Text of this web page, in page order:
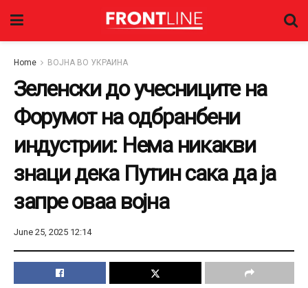
Home ВОЈНА ВО УКРАИНА
Зеленски до учесниците на
Форумот на одбранбени
индустрии: Нема никакви
знаци дека Путин сака да ја
запре оваа војна
June 25, 2025 12:14